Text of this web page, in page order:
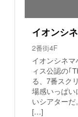
イオンシ
2番街4F
イオンシネ
ィス公認の｢
る、7番スク
場感いっぱ
いシアター
[…]